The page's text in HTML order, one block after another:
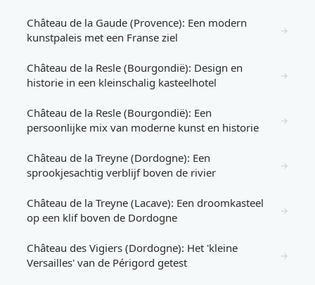
Château de la Gaude (Provence): Een modern
kunstpaleis met een Franse ziel
→
Château de la Resle (Bourgondië): Design en
historie in een kleinschalig kasteelhotel
→
Château de la Resle (Bourgondië): Een
persoonlijke mix van moderne kunst en historie
→
Château de la Treyne (Dordogne): Een
sprookjesachtig verblijf boven de rivier
→
Château de la Treyne (Lacave): Een droomkasteel
op een klif boven de Dordogne
→
Château des Vigiers (Dordogne): Het 'kleine
Versailles' van de Périgord getest
→